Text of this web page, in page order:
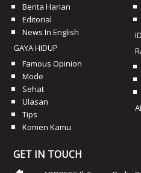
Berita Harian
Editorial
News In English
GAYA HIDUP
Famous Opinion
Mode
Sehat
Ulasan
Tips
Komen Kamu
GET IN TOUCH